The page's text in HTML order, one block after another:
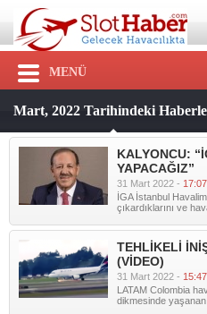
MENÜ
Mart, 2022 Tarihindeki
KALYONCU:
YAPACAĞIZ”
31 Mart 2022 - 17:07
İGA İstanbul
çıkardıklarını ve
TEHLİKELİ
(VİDEO)
31 Mart 2022 - 15:47
LATAM Colombia
dikmesinde yaşanan